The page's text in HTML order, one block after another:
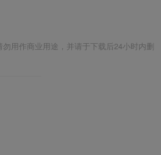
用作商业用途，并请于下载后24小时内删